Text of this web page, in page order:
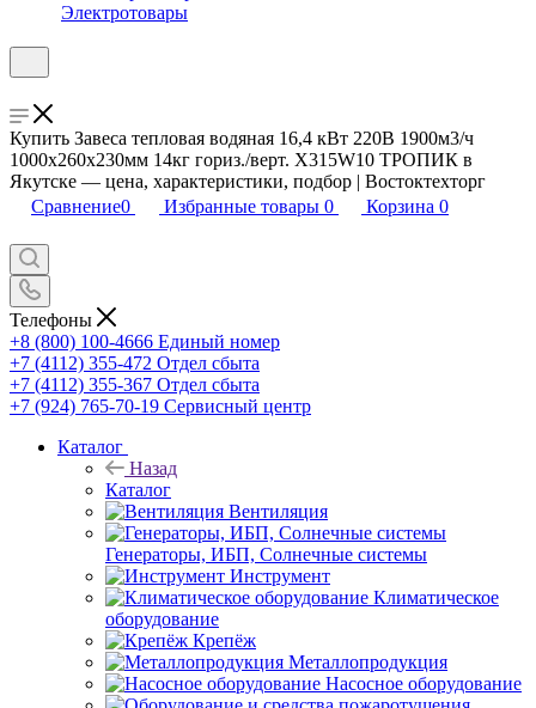
Электротовары
Купить Завеса тепловая водяная 16,4 кВт 220В 1900м3/ч
1000х260х230мм 14кг гориз./верт. Х315W10 ТРОПИК в
Якутске — цена, характеристики, подбор | Востоктехторг
Сравнение0 Избранные товары 0 Корзина 0
Телефоны
+8 (800) 100-4666 Единый номер
+7 (4112) 355-472 Отдел сбыта
+7 (4112) 355-367 Отдел сбыта
+7 (924) 765-70-19 Сервисный центр
Каталог
Назад
Каталог
Вентиляция
Генераторы, ИБП, Солнечные системы
Инструмент
Климатическое
оборудование
Крепёж
Металлопродукция
Насосное оборудование